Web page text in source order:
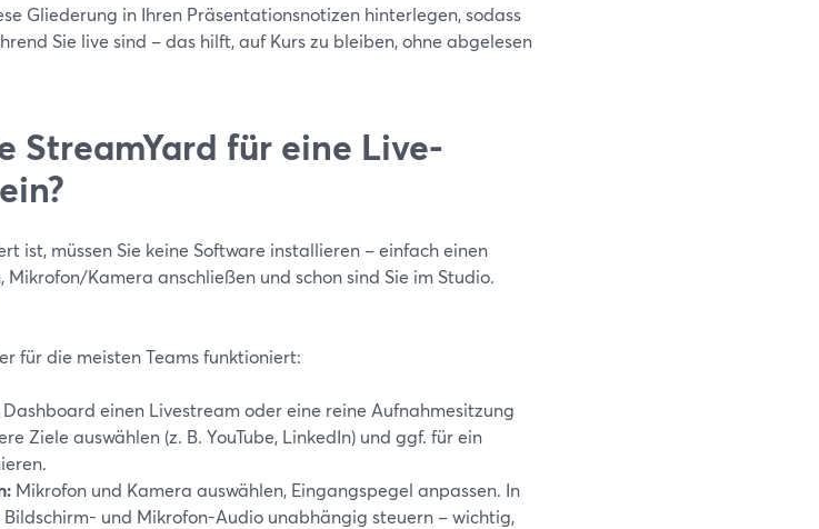
Gliederung in Ihren Präsentationsnotizen hinterlegen, sodass
Sie live sind – das hilft, auf Kurs zu bleiben, ohne abgelesen
StreamYard für eine Live-
ist, müssen Sie keine Software installieren – einfach einen
Kamera anschließen und schon sind Sie im Studio.
für die meisten Teams funktioniert:
Dashboard einen Livestream oder eine reine Aufnahmesitzung
Ziele auswählen (z. B. YouTube, LinkedIn) und ggf. für ein
Mikrofon und Kamera auswählen, Eingangspegel anpassen. In
Bildschirm- und Mikrofon-Audio unabhängig steuern – wichtig,